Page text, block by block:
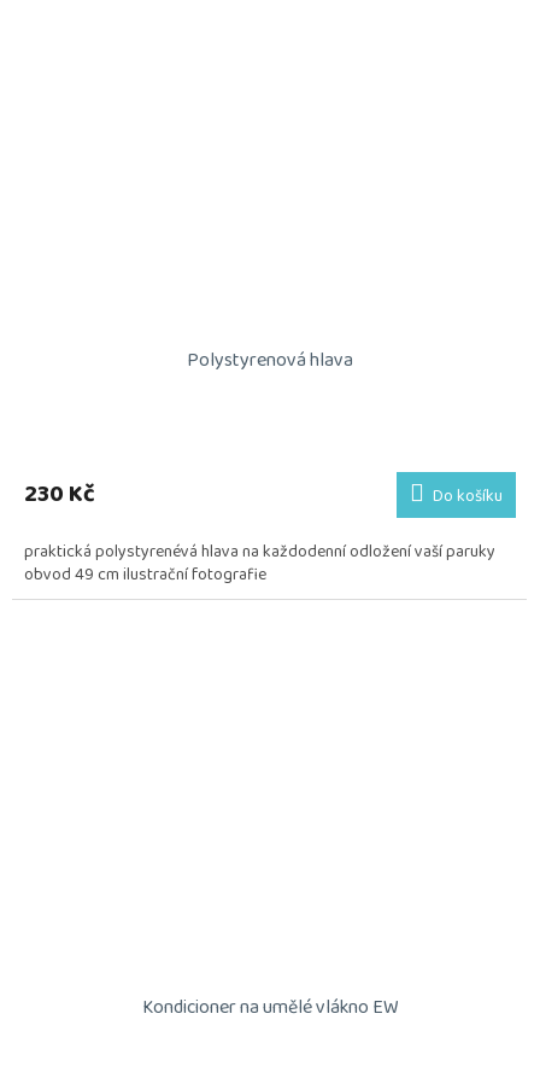
Polystyrenová hlava
230 Kč Do košíku
praktická polystyrenévá hlava na každodenní odložení vaší paruky
obvod 49 cm ilustrační fotografie
Kondicioner na umělé vlákno EW